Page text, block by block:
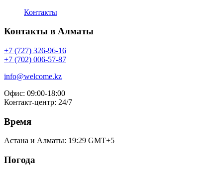
Контакты
Контакты в Алматы
+7 (727) 326-96-16
+7 (702) 006-57-87
info@welcome.kz
Офис: 09:00-18:00
Контакт-центр: 24/7
Время
Астана и Алматы: 19:29 GMT+5
Погода